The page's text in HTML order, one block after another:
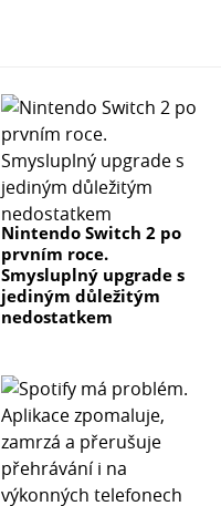
Nintendo Switch 2 po
prvním roce.
Smysluplný upgrade s
jediným důležitým
nedostatkem